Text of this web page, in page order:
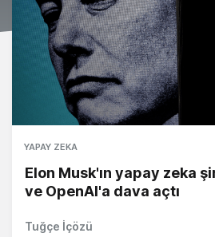
YAPAY ZEKA
Elon Musk'ın yapay zeka
ve OpenAI'a dava açtı
Tuğçe İçözü